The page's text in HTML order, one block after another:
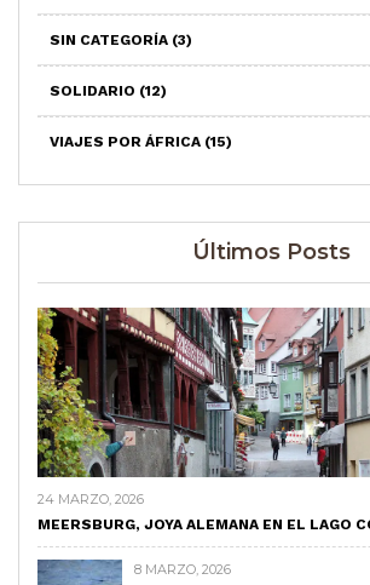
SIN CATEGORÍA (3)
SOLIDARIO (12)
VIAJES POR ÁFRICA (15)
Últimos Posts
24 MARZO, 2026
MEERSBURG, JOYA ALEMANA EN EL LAGO
8 MARZO, 2026